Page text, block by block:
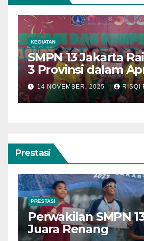
ADIWIYATA KEGIATAN
SMP Negeri 13
Penghargaan
Tingkat Provinsi
4 NOVEMBER, 2025 RISQI
Prestasi
PRESTASI
Paskibra SMPN 13
Juara!